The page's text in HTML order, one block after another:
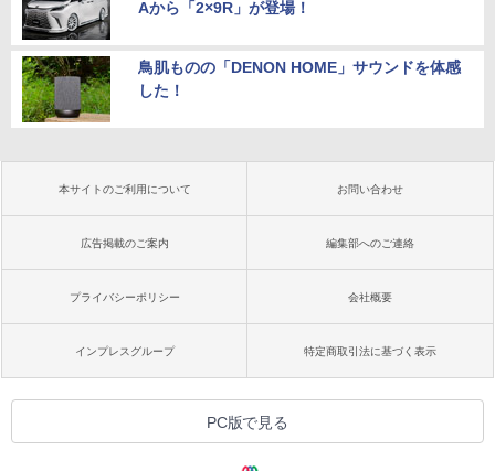
Aから「2×9R」が登場！
鳥肌ものの「DENON HOME」サウンドを体感
した！
本サイトのご利用について お問い合わせ
広告掲載のご案内 編集部へのご連絡
プライバシーポリシー 会社概要
インプレスグループ 特定商取引法に基づく表示
PC版で見る